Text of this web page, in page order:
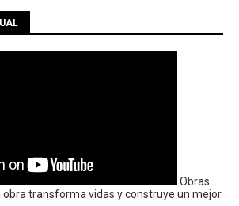
Obras
obra transforma vidas y construye un mejor